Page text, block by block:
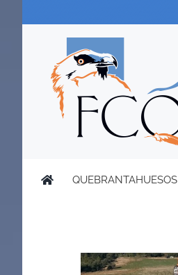
QUEBRANTAHUESOS